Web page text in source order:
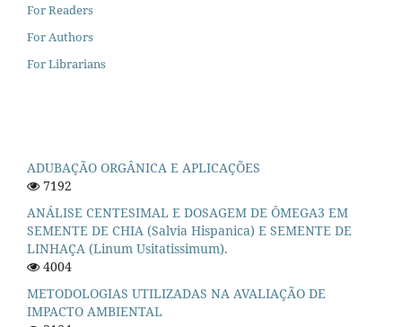
For Readers
For Authors
For Librarians
ADUBAÇÃO ORGÂNICA E APLICAÇÕES
7192
ANÁLISE CENTESIMAL E DOSAGEM DE ÔMEGA3 EM
SEMENTE DE CHIA (Salvia Hispanica) E SEMENTE DE
LINHAÇA (Linum Usitatissimum).
4004
METODOLOGIAS UTILIZADAS NA AVALIAÇÃO DE
IMPACTO AMBIENTAL